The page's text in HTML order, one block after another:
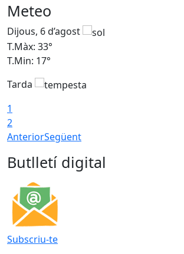
Meteo
Dijous, 6 d’agost
T.Màx: 33°
T.Min: 17°
Tarda
1
2
AnteriorSegüent
Butlletí digital
Subscriu-te